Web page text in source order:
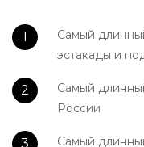
Самый
эстакады и
Самый
России
Самый